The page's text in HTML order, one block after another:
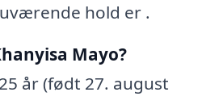
hold er .
Mayo?
år (født 27. august